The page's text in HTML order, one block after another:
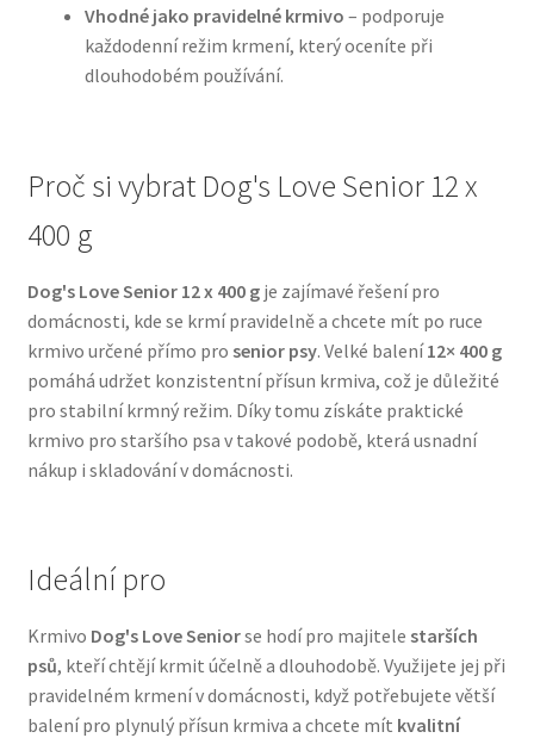
Konzervy a kapsičky pro psy
N&D Farmina pro psy — Italské holistic krmivo
Ortopedické pelíšky
Přepravky pro psy
Purizon pro psy — Vysoký obsah masa, bez obilovin
Veterinární dieta pro psy
Vodítka a obojky
Wolf of Wilderness
Vhodné jako pravidelné krmivo – podporuje
každodenní režim krmení, který oceníte při
dlouhodobém používání.
Proč si vybrat Dog's Love Senior 12 x
400 g
Dog's Love Senior 12 x 400 gje zajímavé řešení pro
domácnosti, kde se krmí pravidelně a chcete mít po ruce
krmivo určené přímo pro senior psy. Velké balení12× 400 g
pomáhá udržet konzistentní přísun krmiva, což je důležité
pro stabilní krmný režim. Díky tomu získáte praktické
krmivo pro staršího psa v takové podobě, která usnadní
nákup i skladování v domácnosti.
Ideální pro
Krmivo Dog's Love Seniorse hodí pro majitele starších
psů, kteří chtějí krmit účelně a dlouhodobě. Využijete jej při
pravidelném krmení v domácnosti, když potřebujete větší
balení pro plynulý přísun krmiva a chcete mít kvalitní